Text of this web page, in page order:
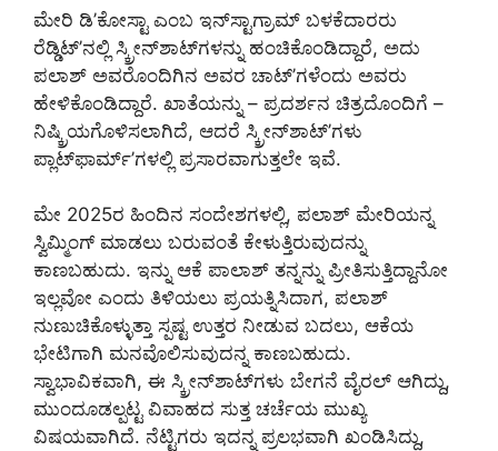
ಮೇರಿ ಡಿ’ಕೋಸ್ಟಾ ಎಂಬ ಇನ್‌ಸ್ಟಾಗ್ರಾಮ್ ಬಳಕೆದಾರರು
ರೆಡ್ಡಿಟ್‌’ನಲ್ಲಿ ಸ್ಕ್ರೀನ್‌ಶಾಟ್‌ಗಳನ್ನು ಹಂಚಿಕೊಂಡಿದ್ದಾರೆ, ಅದು
ಪಲಾಶ್ ಅವರೊಂದಿಗಿನ ಅವರ ಚಾಟ್‌’ಗಳೆಂದು ಅವರು
ಹೇಳಿಕೊಂಡಿದ್ದಾರೆ. ಖಾತೆಯನ್ನು – ಪ್ರದರ್ಶನ ಚಿತ್ರದೊಂದಿಗೆ –
ನಿಷ್ಕ್ರಿಯಗೊಳಿಸಲಾಗಿದೆ, ಆದರೆ ಸ್ಕ್ರೀನ್‌ಶಾಟ್‌’ಗಳು
ಪ್ಲಾಟ್‌ಫಾರ್ಮ್‌’ಗಳಲ್ಲಿ ಪ್ರಸಾರವಾಗುತ್ತಲೇ ಇವೆ.
ಮೇ 2025ರ ಹಿಂದಿನ ಸಂದೇಶಗಳಲ್ಲಿ, ಪಲಾಶ್ ಮೇರಿಯನ್ನ
ಸ್ವಿಮ್ಮಿಂಗ್ ಮಾಡಲು ಬರುವಂತೆ ಕೇಳುತ್ತಿರುವುದನ್ನು
ಕಾಣಬಹುದು. ಇನ್ನು ಆಕೆ ಪಾಲಾಶ್ ತನ್ನನ್ನು ಪ್ರೀತಿಸುತ್ತಿದ್ದಾನೋ
ಇಲ್ಲವೋ ಎಂದು ತಿಳಿಯಲು ಪ್ರಯತ್ನಿಸಿದಾಗ, ಪಲಾಶ್
ನುಣುಚಿಕೊಳ್ಳುತ್ತಾ ಸ್ಪಷ್ಟ ಉತ್ತರ ನೀಡುವ ಬದಲು, ಆಕೆಯ
ಭೇಟಿಗಾಗಿ ಮನವೊಲಿಸುವುದನ್ನ ಕಾಣಬಹುದು.
ಸ್ವಾಭಾವಿಕವಾಗಿ, ಈ ಸ್ಕ್ರೀನ್‌ಶಾಟ್‌ಗಳು ಬೇಗನೆ ವೈರಲ್ ಆಗಿದ್ದು,
ಮುಂದೂಡಲ್ಪಟ್ಟ ವಿವಾಹದ ಸುತ್ತ ಚರ್ಚೆಯ ಮುಖ್ಯ
ವಿಷಯವಾಗಿದೆ. ನೆಟ್ಟಿಗರು ಇದನ್ನ ಪ್ರಲಭವಾಗಿ ಖಂಡಿಸಿದ್ದು,